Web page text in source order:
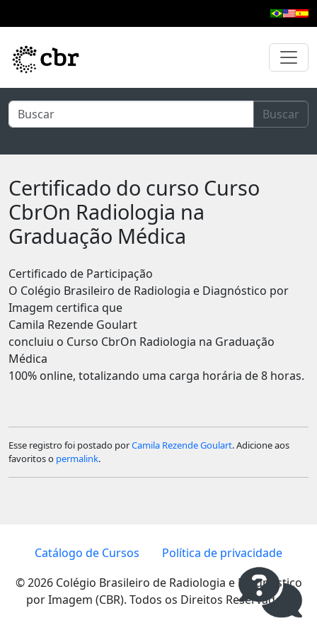
Buscar
Certificado do curso Curso
CbrOn Radiologia na
Graduação Médica
Certificado de Participação
O Colégio Brasileiro de Radiologia e Diagnóstico por
Imagem certifica que
Camila Rezende Goulart
concluiu o Curso CbrOn Radiologia na Graduação
Médica
100% online, totalizando uma carga horária de 8 horas.
Esse registro foi postado porCamila Rezende Goulart. Adicione aos
favoritos o permalink.
Catálogo de Cursos
Política de privacidade
© 2026 Colégio Brasileiro de Radiologia e Diagnóstico
por Imagem (CBR). Todos os Direitos Reservados.